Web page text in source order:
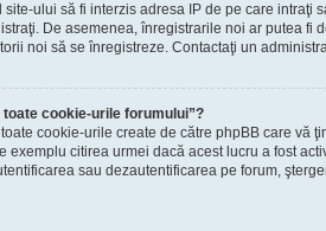
site-ului să fi interzis adresa IP de pe care intraţi
De asemenea, înregistrarile noi ar putea fi
noi să se înregistreze. Contactaţi un
cookie-urile forumului”?
cookie-urile create de către phpBB care vă
exemplu citirea urmei dacă acest lucru a fost
sau dezautentificarea pe forum,